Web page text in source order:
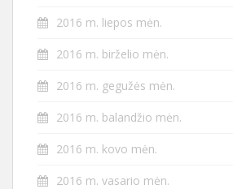
2016 m. liepos mėn.
2016 m. birželio mėn.
2016 m. gegužės mėn.
2016 m. balandžio mėn.
2016 m. kovo mėn.
2016 m. vasario mėn.